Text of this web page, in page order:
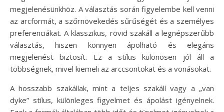
megjelenésünkhöz. A választás során figyelembe kell venni
az arcformát, a szőrnövekedés sűrűségét és a személyes
preferenciákat. A klasszikus, rövid szakáll a legnépszerűbb
választás, hiszen könnyen ápolható és elegáns
megjelenést biztosít. Ez a stílus különösen jól áll a
többségnek, mivel kiemeli az arccsontokat és a vonásokat.
A hosszabb szakállak, mint a teljes szakáll vagy a „van
dyke” stílus, különleges figyelmet és ápolást igényelnek.